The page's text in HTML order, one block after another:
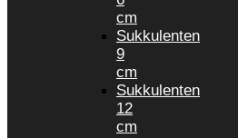
cm
Sukkulenten
9
cm
Sukkulenten
12
cm